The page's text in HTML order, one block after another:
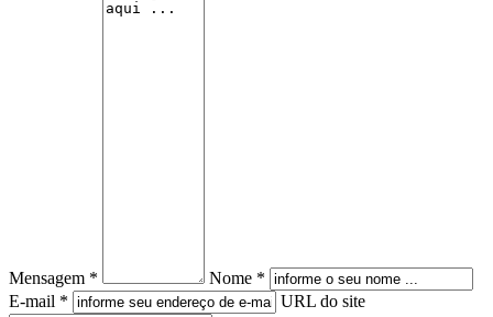
Mensagem *
Nome *
E-mail *
URL do site